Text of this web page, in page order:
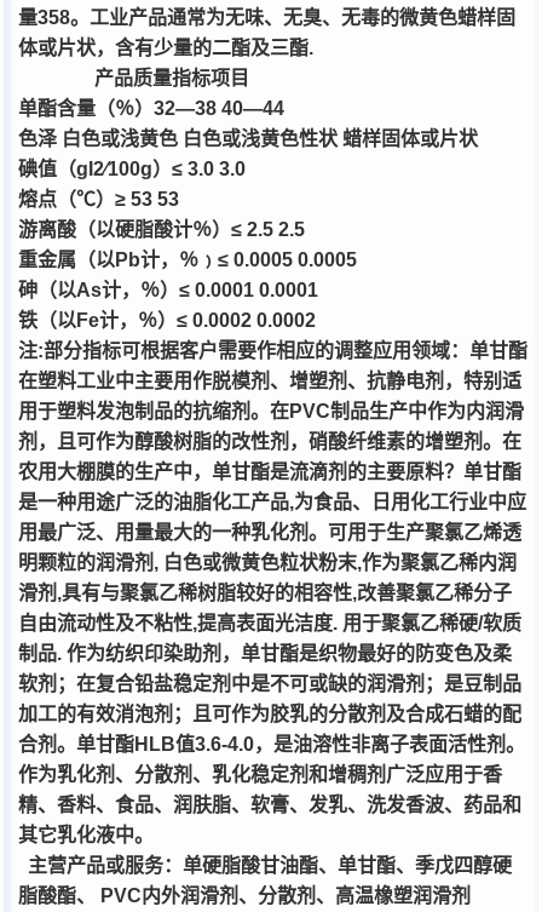
量358。工业产品通常为无味、无臭、无毒的微黄色蜡样固
体或片状，含有少量的二酯及三酯.
产品质量指标项目
单酯含量（％） 32—38 40—44
色泽 白色或浅黄色 白色或浅黄色性状 蜡样固体或片状
碘值（gI2∕100g） ≤ 3.0 3.0
熔点（℃） ≥ 53 53
游离酸（以硬脂酸计％） ≤ 2.5 2.5
重金属（以 Pb计，％﹚ ≤ 0.0005 0.0005
砷（以As计，％） ≤ 0.0001 0.0001
铁（以 Fe计，％） ≤ 0.0002 0.0002
注:部分指标可根据客户需要作相应的调整应用领域：单甘酯
在塑料工业中主要用作脱模剂、增塑剂、抗静电剂，特别适
用于塑料发泡制品的抗缩剂。在PVC制品生产中作为内润滑
剂，且可作为醇酸树脂的改性剂，硝酸纤维素的增塑剂。在
农用大棚膜的生产中，单甘酯是流滴剂的主要原料？单甘酯
是一种用途广泛的油脂化工产品,为食品、日用化工行业中应
用最广泛、用量最大的一种乳化剂。可用于生产聚氯乙烯透
明颗粒的润滑剂 , 白色或微黄色粒状粉末,作为聚氯乙稀内润
滑剂 ,具有与聚氯乙稀树脂较好的相容性,改善聚氯乙稀分子
自由流动性及不粘性,提高表面光洁度. 用于聚氯乙稀硬/软质
制品. 作为纺织印染助剂，单甘酯是织物最好的防变色及柔
软剂；在复合铅盐稳定剂中是不可或缺的润滑剂；是豆制品
加工的有效消泡剂；且可作为胶乳的分散剂及合成石蜡的配
合剂。单甘酯HLB值3.6-4.0，是油溶性非离子表面活性剂。
作为乳化剂、分散剂、乳化稳定剂和增稠剂广泛应用于香
精、香料、食品、润肤脂、软膏、发乳、洗发香波、药品和
其它乳化液中。
主营产品或服务：单硬脂酸甘油酯、单甘酯、季戊四醇硬
脂酸酯、
PVC内外润滑剂、分散剂、高温橡塑润滑剂